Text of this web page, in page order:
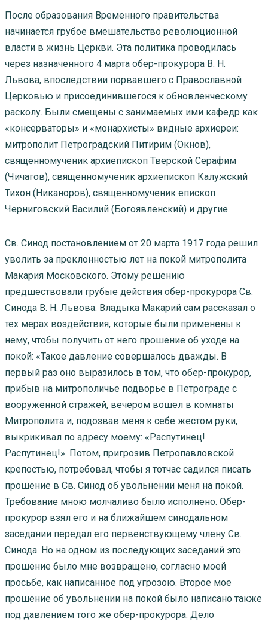
После образования Временного правительства
начинается грубое вмешательство революционной
власти в жизнь Церкви. Эта политика проводилась
через назначенного 4 марта обер-прокурора В. Н.
Львова, впоследствии порвавшего с Православной
Церковью и присоединившегося к обновленческому
расколу. Были смещены с занимаемых ими кафедр как
«консерваторы» и «монархисты» видные архиереи:
митрополит Петроградский Питирим (Окнов),
священномученик архиепископ Тверской Серафим
(Чичагов), священномученик архиепископ Калужский
Тихон (Никаноров), священномученик епископ
Черниговский Василий (Богоявленский) и другие.
Св. Синод постановлением от 20 марта 1917 года решил
уволить за преклонностью лет на покой митрополита
Макария Московского. Этому решению
предшествовали грубые действия обер-прокурора Св.
Синода В. Н. Львова. Владыка Макарий сам рассказал о
тех мерах воздействия, которые были применены к
нему, чтобы получить от него прошение об уходе на
покой: «Такое давление совершалось дважды. В
первый раз оно выразилось в том, что обер-прокурор,
прибыв на митрополичье подворье в Петрограде с
вооруженной стражей, вечером вошел в комнаты
Митрополита и, подозвав меня к себе жестом руки,
выкрикивал по адресу моему: «Распутинец!
Распутинец!». Потом, пригрозив Петропавловской
крепостью, потребовал, чтобы я тотчас садился писать
прошение в Св. Синод об увольнении меня на покой.
Требование мною молчаливо было исполнено. Обер-
прокурор взял его и на ближайшем синодальном
заседании передал его первенствующему члену Св.
Синода. Но на одном из последующих заседаний это
прошение было мне возвращено, согласно моей
просьбе, как написанное под угрозою. Второе мое
прошение об увольнении на покой было написано также
под давлением того же обер-прокурора. Дело